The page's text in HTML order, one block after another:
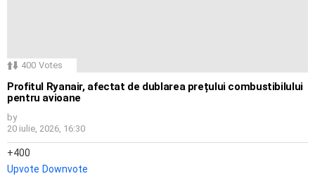
400 Votes
Profitul Ryanair, afectat de dublarea prețului combustibilului
pentru avioane
by
20 iulie, 2026, 16:30
400
Upvote Downvote